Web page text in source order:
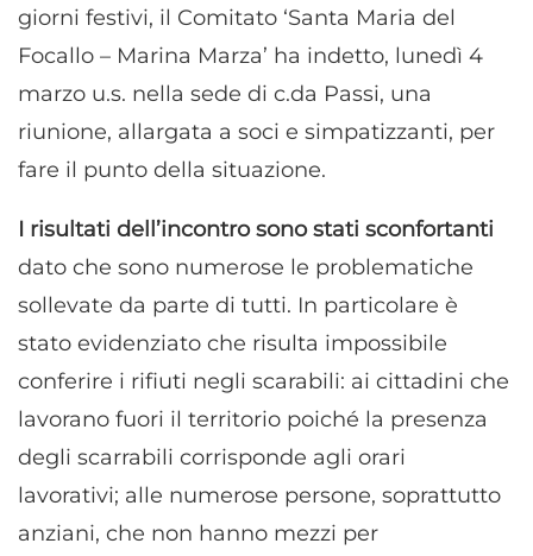
giorni festivi, il Comitato ‘Santa Maria del
Focallo – Marina Marza’ ha indetto, lunedì 4
marzo u.s. nella sede di c.da Passi, una
riunione, allargata a soci e simpatizzanti, per
fare il punto della situazione.
I risultati dell’incontro sono stati sconfortanti
dato che sono numerose le problematiche
sollevate da parte di tutti. In particolare è
stato evidenziato che risulta impossibile
conferire i rifiuti negli scarabili: ai cittadini che
lavorano fuori il territorio poiché la presenza
degli scarrabili corrisponde agli orari
lavorativi; alle numerose persone, soprattutto
anziani, che non hanno mezzi per